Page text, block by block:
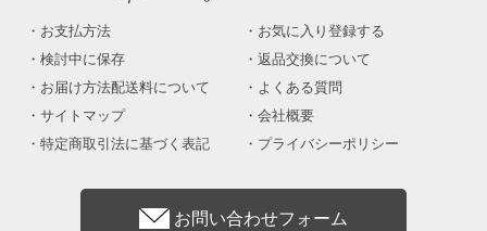
お支払方法
お気に入り登録する
検討中に保存
返品交換について
お届け方法配送料について
よくある質問
サイトマップ
会社概要
特定商取引法に基づく表記
プライバシーポリシー
お問い合わせフォーム